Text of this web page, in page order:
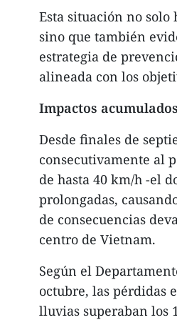
Esta situación no solo
sino que también
estrategia de
alineada con los
Impactos
Desde finales de
consecutivamente al
de hasta 40 km/h -el
prolongadas,
de consecuencias
centro de Vietnam.
Según el
octubre, las pérdidas
lluvias superaban los